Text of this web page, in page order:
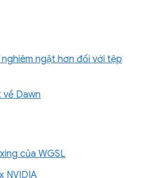
ngặt hơn đối với tệp
Dawn
của WGSL
NVIDIA